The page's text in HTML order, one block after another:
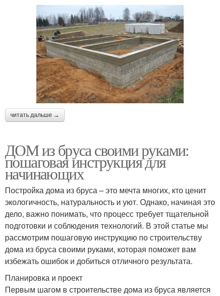
читать дальше →
ДОМ из бруса своими руками:
пошаговая инструкция для
начинающих
Постройка дома из бруса – это мечта многих, кто ценит
экологичность, натуральность и уют. Однако, начиная это
дело, важно понимать, что процесс требует тщательной
подготовки и соблюдения технологий. В этой статье мы
рассмотрим пошаговую инструкцию по строительству
дома из бруса своими руками, которая поможет вам
избежать ошибок и добиться отличного результата.
Планировка и проект
Первым шагом в строительстве дома из бруса является